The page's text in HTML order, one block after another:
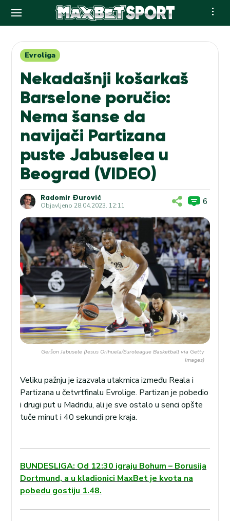
contentEvroliga
Nekadašnji košarkaš
Barselone poručio:
Nema šanse da
navijači Partizana
puste Jabuselea u
Beograd (VIDEO)
Radomir Đurović
Objavljeno 28.04.2023. 12:11 6
Geršon Jabusele (Jesus Orihuela/Euroleague Basketball via Getty
Images)
Veliku pažnju je izazvala utakmica između Reala i
Partizana u četvrtfinalu Evrolige. Partizan je pobedio
i drugi put u Madridu, ali je sve ostalo u senci opšte
tuče minut i 40 sekundi pre kraja.
BUNDESLIGA: Od 12:30 igraju Bohum – Borusija
Dortmund, a u kladionici MaxBet je kvota na
pobedu gostiju 1.48.